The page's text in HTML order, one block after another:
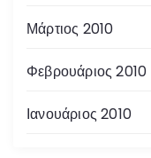
Μάρτιος 2010
Φεβρουάριος 2010
Ιανουάριος 2010